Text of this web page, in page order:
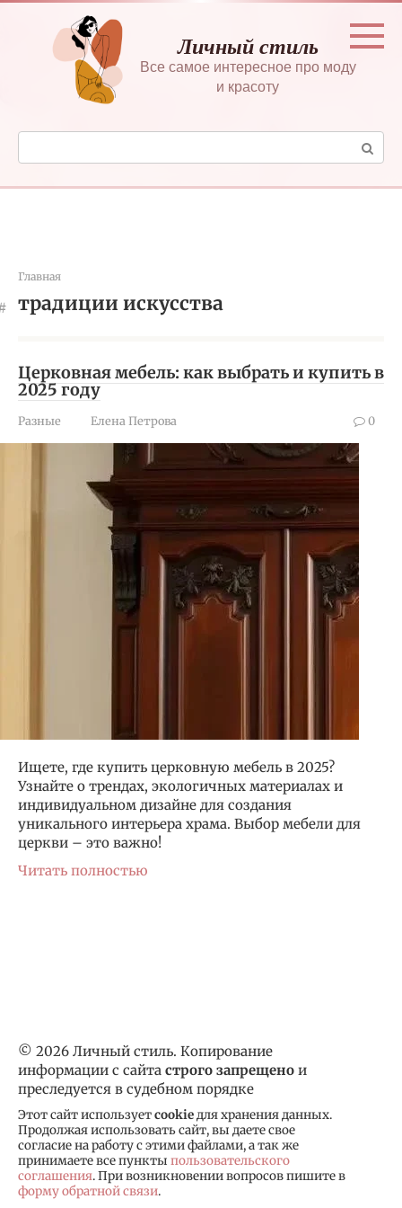
Перейти
контенту
Личный стиль
Все самое интересное про моду
и красоту
Поиск:
Главная
традиции искусства
Церковная мебель: как выбрать и купить в
2025 году
Разные Елена Петрова 0
Ищете, где купить церковную мебель в 2025?
Узнайте о трендах, экологичных материалах и
индивидуальном дизайне для создания
уникального интерьера храма. Выбор мебели для
церкви – это важно!
Читать полностью
© 2026 Личный стиль. Копирование
информации с сайта строго запрещено и
преследуется в судебном порядке
Этот сайт используетcookieдля хранения данных.
Продолжая использовать сайт, вы даете свое
согласие на работу с этими файлами, а так же
принимаете все пункты пользовательского
соглашения. При возникновении вопросов пишите в
форму обратной связи.